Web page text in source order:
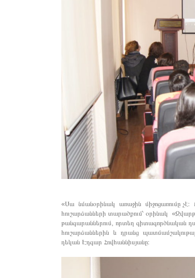
«Սա նմանօրինակ առաջին միջոցառումը չէ։
հուշարձանների տարածքում՝ օրինակ
թանգարաններում, որտեղ գիտագործնական
հուշարձաններին և դրանց
դեկան Էդգար Հովհաննիսյանը։